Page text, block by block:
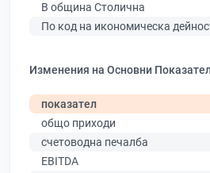
В община Столична
По код на икономическа
Изменения на Основни
показател
общо приходи
счетоводна печалба
EBITDA